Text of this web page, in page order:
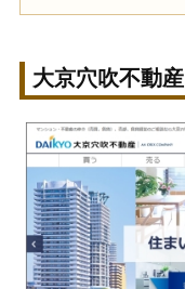
大京穴吹不動産